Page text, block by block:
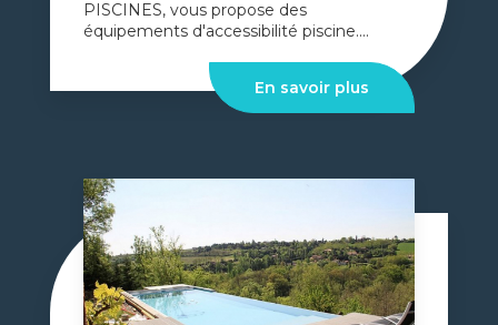
PISCINES, vous propose des
équipements d'accessibilité piscine....
En savoir plus